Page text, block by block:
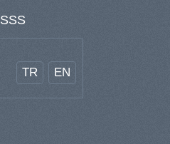
SSS
TR EN